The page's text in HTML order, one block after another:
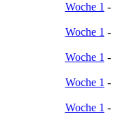
Woche 1 -
Woche 1 -
Woche 1 -
Woche 1 -
Woche 1 -